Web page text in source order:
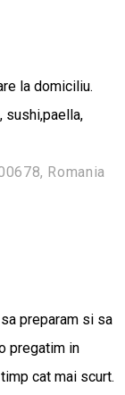
la domiciliu.
sushi,paella,
Romania
preparam si sa
pregatim in
cat mai scurt.